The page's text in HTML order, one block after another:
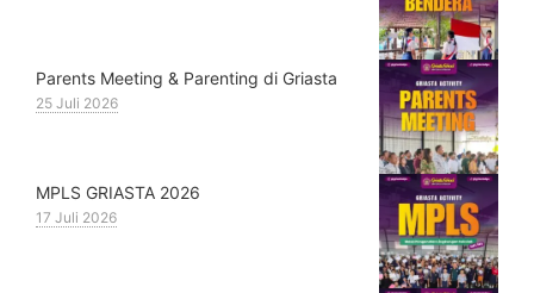
Parents Meeting & Parenting di Griasta
25 Juli 2026
MPLS GRIASTA 2026
17 Juli 2026